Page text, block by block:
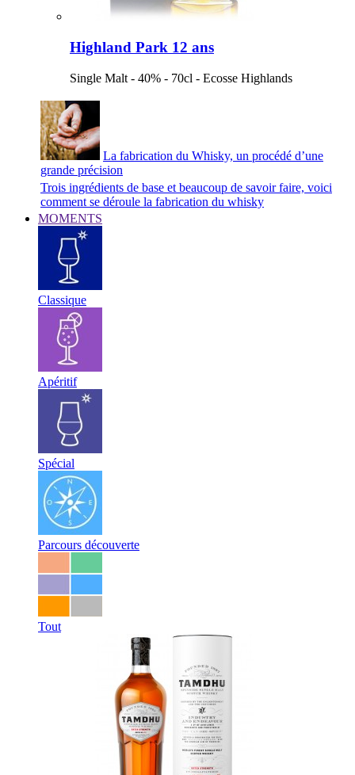
Highland Park 12 ans
Single Malt - 40% - 70cl - Ecosse Highlands
La fabrication du Whisky, un procédé d’une
grande précision
Trois ingrédients de base et beaucoup de savoir faire, voici
comment se déroule la fabrication du whisky
MOMENTS
Classique
Apéritif
Spécial
Parcours découverte
Tout